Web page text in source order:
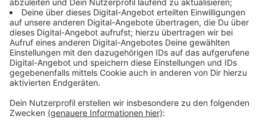
Betreuung im März sollen Eltern ihr Geldanteilig
zurückerstattet bekommen – weil die Kitas zwar
offen sind, aber die Betreuungszeit um zehn Stunden
pro Woche reduziert ist.
Anzeige